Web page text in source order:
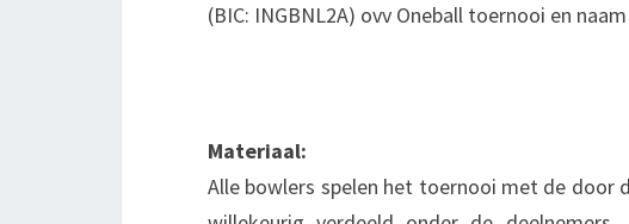
(BIC: INGBNL2A) ovv Oneball toernooi en
Materiaal:
Alle bowlers spelen het toernooi met de door